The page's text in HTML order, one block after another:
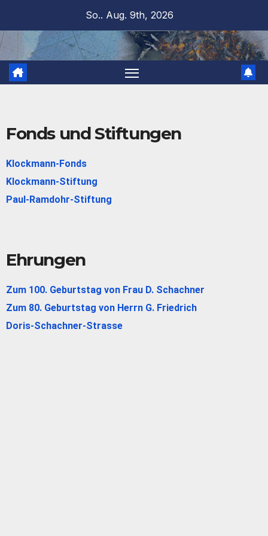
So.. Aug. 9th, 2026
Fonds und Stiftungen
Klockmann-Fonds
Klockmann-Stiftung
Paul-Ramdohr-Stiftung
Ehrungen
Zum 100. Geburtstag von Frau D. Schachner
Zum 80. Geburtstag von Herrn G. Friedrich
Doris-Schachner-Strasse